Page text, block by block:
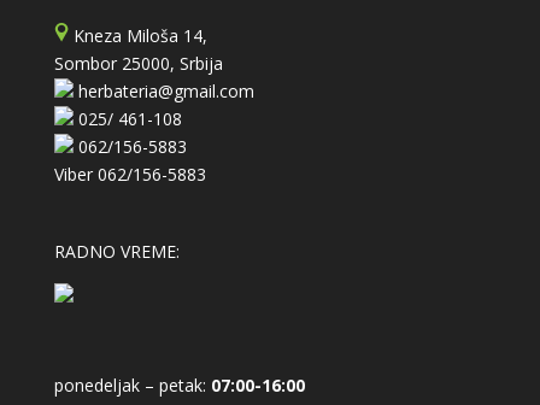
Kneza Miloša 14,
Sombor 25000, Srbija
herbateria@gmail.com
025/ 461-108
062/156-5883
Viber 062/156-5883
RADNO VREME:
ponedeljak – petak: 07:00-16:00